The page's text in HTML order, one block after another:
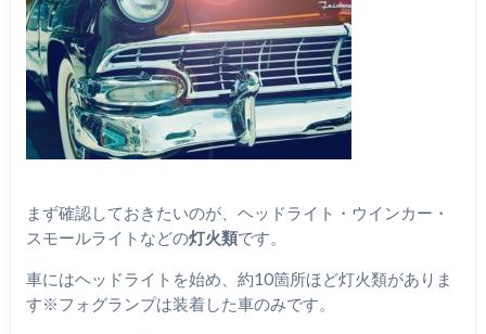
まず確認しておきたいのが、ヘッドライト・ウインカー・
スモールライトなどの灯火類です。
車にはヘッドライトを始め、約10箇所ほど灯火類がありま
す※フォグランプは装着した車のみです。